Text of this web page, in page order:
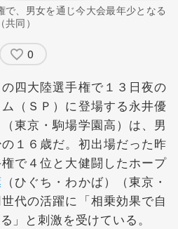
、男女を通じ今大会最年少となる
同）
0
四大陸選手権で１３日夜の
（ＳＰ）に登場する永井優
東京・駒場学園高）は、男
１６歳だ。初出場だった昨
で４位と大健闘したホープ
（ひぐち・わかば）（東京・
代の活躍に「相乗効果で自
」と刺激を受けている。